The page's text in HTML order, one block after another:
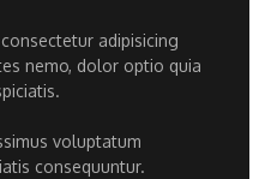
adipisicing
nemo, dolor optio quia
voluptatum
consequuntur.